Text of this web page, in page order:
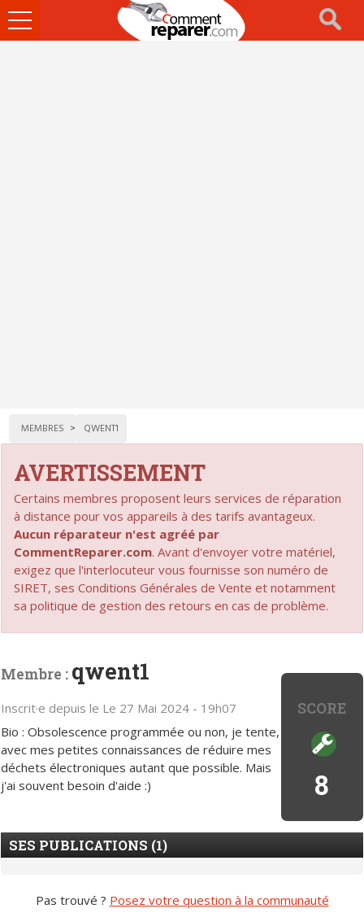
Ouvrir
le
MEMBRES QWENT1
AVERTISSEMENT
Certains membres proposent leurs services de réparation
à distance pour vos appareils à des tarifs avantageux.
Aucun réparateur n'est agréé par
CommentReparer.com. Avant d'envoyer votre matériel,
exigez que l'interlocuteur vous fournisse son numéro de
SIRET, ses Conditions Générales de Vente et notamment
sa politique de gestion des retours en cas de problème.
SCORE
8
Membre : qwent1
Inscrit·e depuis le Le 27 Mai 2024 - 19h07
Bio : Obsolescence programmée ou non, je tente,
avec mes petites connaissances de réduire mes
déchets électroniques autant que possible. Mais
j'ai souvent besoin d'aide :)
SES PUBLICATIONS (1)
Pas trouvé ? Posez votre question à la communauté